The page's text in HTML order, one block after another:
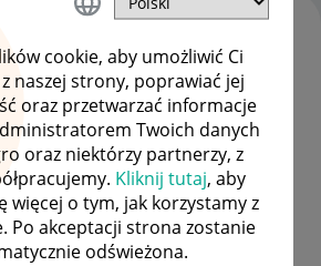
cookie, aby umożliwić Ci
naszej strony, poprawiać jej
oraz przetwarzać informacje
Twoich danych
oraz niektórzy partnerzy, z
Kliknij tutaj, aby
więcej o tym, jak korzystamy z
Po akceptacji strona zostanie
odświeżona.
Wieslawss2
#7 Wielbiciel